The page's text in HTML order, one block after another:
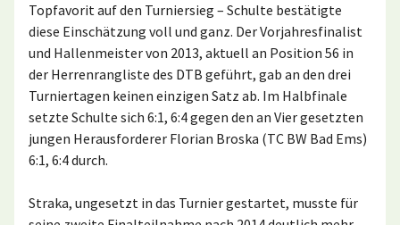
Topfavorit auf den Turniersieg – Schulte bestätigte
diese Einschätzung voll und ganz. Der Vorjahresfinalist
und Hallenmeister von 2013, aktuell an Position 56 in
der Herrenrangliste des DTB geführt, gab an den drei
Turniertagen keinen einzigen Satz ab. Im Halbfinale
setzte Schulte sich 6:1, 6:4 gegen den an Vier gesetzten
jungen Herausforderer Florian Broska (TC BW Bad Ems)
6:1, 6:4 durch.
Straka, ungesetzt in das Turnier gestartet, musste für